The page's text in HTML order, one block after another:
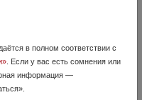
есть жесткий чехол
александров владимирской
в полном соответствии с
. Если у вас есть сомнения или
информация —